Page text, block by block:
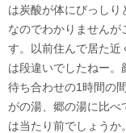
は炭酸が体にびっしり
なのでわかりませんが
す。以前住んで居た近
は段違いでしたねー。
待ち合わせの1時間の
がの湯、郷の湯に比
は当たり前でしょうか